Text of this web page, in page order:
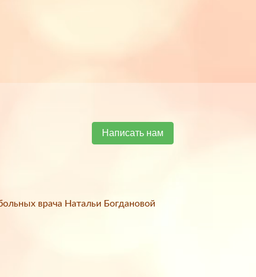
Написать нам
врача Натальи Богдановой